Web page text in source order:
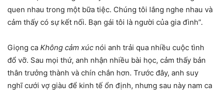
quen nhau trong một bữa tiệc. Chúng tôi lắng nghe nhau và
cảm thấy có sự kết nối. Bạn gái tôi là người của gia đình”.
Giọng ca Không cảm xúc nói anh trải qua nhiều cuộc tình
đổ vỡ. Sau mọi thứ, anh nhận nhiều bài học, cảm thấy bản
thân trưởng thành và chín chắn hơn. Trước đây, anh suy
nghĩ cưới vợ giàu để kinh tế ổn định, nhưng sau này nam ca